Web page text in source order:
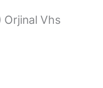
Orjinal Vhs